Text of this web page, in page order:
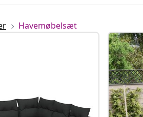
Havemøbelsæt